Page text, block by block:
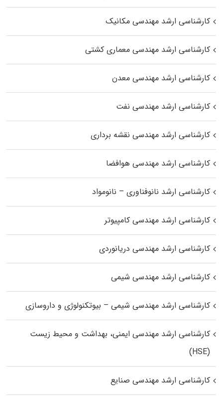
کارشناسی ارشد مهندسی مکانیک
کارشناسی ارشد مهندسی معماری کشتی
کارشناسی ارشد مهندسی معدن
کارشناسی ارشد مهندسی نفت
کارشناسی ارشد مهندسی نقشه برداری
کارشناسی ارشد مهندسی هوافضا
کارشناسی ارشد نانوفناوری – نانومواد
کارشناسی ارشد مهندسی کامپیوتر
کارشناسی ارشد مهندسی دریانوردی
کارشناسی ارشد مهندسی شیمی
کارشناسی ارشد مهندسی شیمی – بیوتکنولوژی و داروسازی
کارشناسی ارشد مهندسی ایمنی، بهداشت و محیط زیست
(HSE)
کارشناسی ارشد مهندسی صنایع